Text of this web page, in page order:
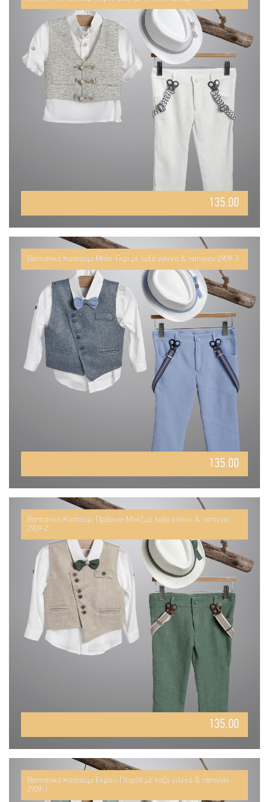
135.00
Βαπτιστικό Κοστούμι Μπλε-Γκρι με λοξό γιλέκο & παπιγιόν 2909-3
135.00
Βαπτιστικό Κοστούμι Πράσινο-Μπεζ με λοξό γιλέκο & παπιγιόν
2909-2
135.00
Βαπτιστικό Κοστούμι Εκρού-Πετρόλ με λοξό γιλέκο & παπιγιόν
2909-1